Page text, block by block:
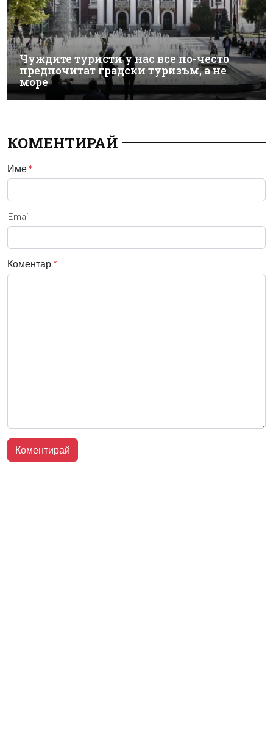
Чуждите туристи у нас все по-често
предпочитат градски туризъм, а не
море
КОМЕНТИРАЙ
Име *
Email
Коментар *